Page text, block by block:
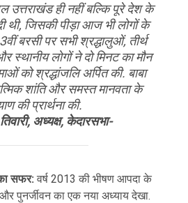
उत्तराखंड ही नहीं बल्कि पूरे देश के
थी, जिसकी पीड़ा आज भी लोगों के
बरसी पर सभी श्रद्धालुओं, तीर्थ
और स्थानीय लोगों ने दो मिनट का मौन
को श्रद्धांजलि अर्पित की. बाबा
शांति और समस्त मानवता के
की प्रार्थना की.
अध्यक्ष, केदारसभा-
सफर: वर्ष 2013 की भीषण आपदा के
और पुनर्जीवन का एक नया अध्याय देखा.